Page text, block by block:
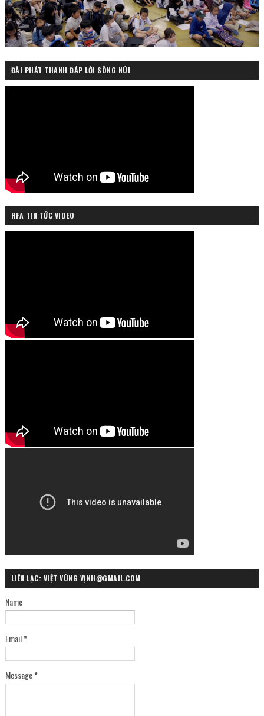
ĐÀI PHÁT THANH ĐÁP LỜI SÔNG NÚI
RFA TIN TỨC VIDEO
LIÊN LẠC: VIỆT VÙNG VỊNH@GMAIL.COM
Name
Email*
Message*